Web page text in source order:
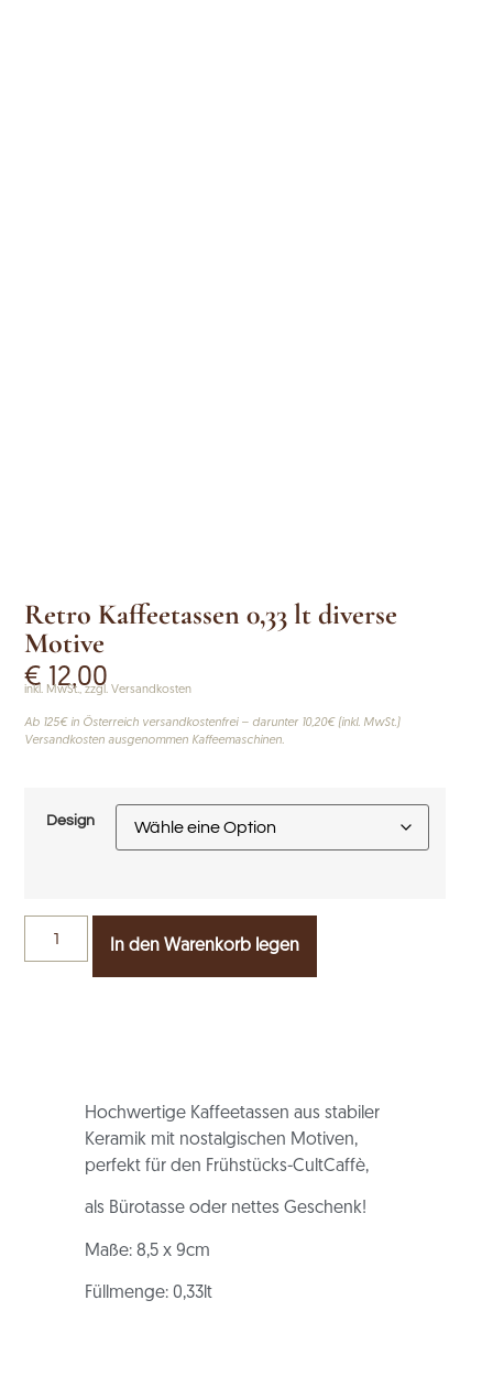
Retro Kaffeetassen 0,33 lt diverse
Motive
€ 12,00
inkl. MwSt., zzgl. Versandkosten
Ab 125€ in Österreich versandkostenfrei – darunter 10,20€ (inkl. MwSt.)
Versandkosten ausgenommen Kaffeemaschinen.
Design
In den Warenkorb legen
Hochwertige Kaffeetassen aus stabiler
Keramik mit nostalgischen Motiven,
perfekt für den Frühstücks-CultCaffè,
als Bürotasse oder nettes Geschenk!
Maße: 8,5 x 9cm
Füllmenge: 0,33lt